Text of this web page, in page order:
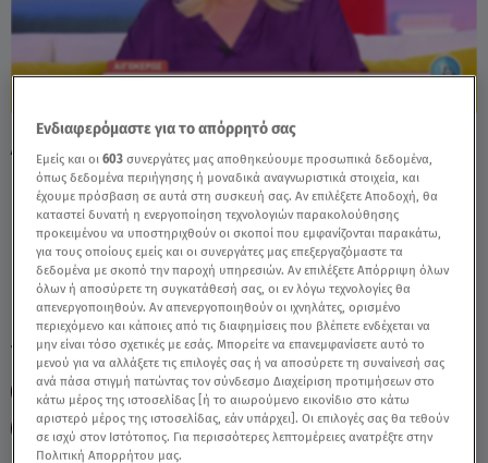
Αιγόκερως Σήμερα 24/04/26: Οι
Προβλέψεις Της Άσης Μπήλιου - Video
TAGS: ΖΩΔΙΑ ΣΗΜΕΡΑ ΖΩΔΙΑ ΑΣΗ ΜΠΗΛΙΟΥ ΑΙΓΟΚΕΡΩΣ
ΖΩΔΙΑ ΑΣΗ ΜΠΗΛΙΟΥ
ΑΣΤΡΟΛΟΓΙΚΕΣ ΠΡΟΒΛΕΨΕΙΣ
ΗΜΕΡΗΣΙΕΣ ΠΡΟΒΛΕΨΕΙΣ
BREAKFAST@STAR
Ενδιαφερόμαστε για το απόρρητό σας
Εμείς και οι603 συνεργάτες μας αποθηκεύουμε προσωπικά δεδομένα,
όπως δεδομένα περιήγησης ή μοναδικά αναγνωριστικά στοιχεία, και
έχουμε πρόσβαση σε αυτά στη συσκευή σας. Αν επιλέξετε Αποδοχή, θα
καταστεί δυνατή η ενεργοποίηση τεχνολογιών παρακολούθησης
προκειμένου να υποστηριχθούν οι σκοποί που εμφανίζονται παρακάτω,
για τους οποίους εμείς και οι συνεργάτες μας επεξεργαζόμαστε τα
δεδομένα με σκοπό την παροχή υπηρεσιών. Αν επιλέξετε Απόρριψη όλων
όλων ή αποσύρετε τη συγκατάθεσή σας, οι εν λόγω τεχνολογίες θα
απενεργοποιηθούν. Αν απενεργοποιηθούν οι ιχνηλάτες, ορισμένο
περιεχόμενο και κάποιες από τις διαφημίσεις που βλέπετε ενδέχεται να
μην είναι τόσο σχετικές με εσάς. Μπορείτε να επανεμφανίσετε αυτό το
μενού για να αλλάξετε τις επιλογές σας ή να αποσύρετε τη συναίνεσή σας
ανά πάσα στιγμή πατώντας τον σύνδεσμο Διαχείριση προτιμήσεων στο
κάτω μέρος της ιστοσελίδας [ή το αιωρούμενο εικονίδιο στο κάτω
αριστερό μέρος της ιστοσελίδας, εάν υπάρχει]. Οι επιλογές σας θα τεθούν
σε ισχύ στον Ιστότοπος. Για περισσότερες λεπτομέρειες ανατρέξτε στην
Πολιτική Απορρήτου μας.